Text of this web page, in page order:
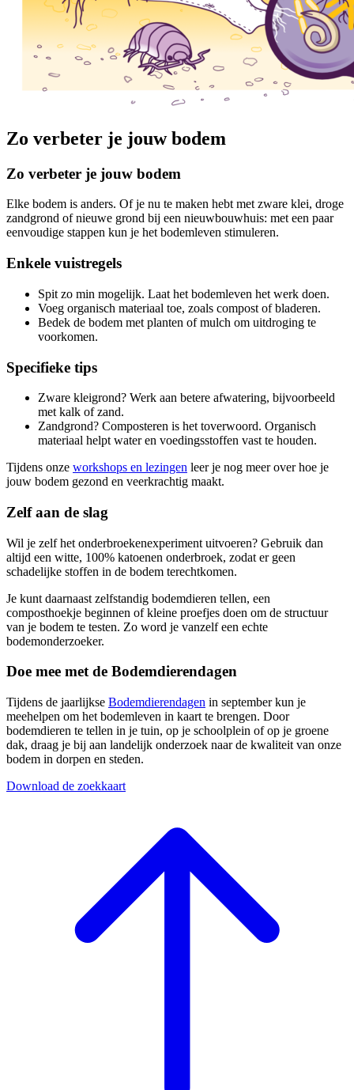
Zo verbeter je jouw bodem
Zo verbeter je jouw bodem
Elke bodem is anders. Of je nu te maken hebt met zware klei, droge
zandgrond of nieuwe grond bij een nieuwbouwhuis: met een paar
eenvoudige stappen kun je het bodemleven stimuleren.
Enkele vuistregels
Spit zo min mogelijk. Laat het bodemleven het werk doen.
Voeg organisch materiaal toe, zoals compost of bladeren.
Bedek de bodem met planten of mulch om uitdroging te
voorkomen.
Specifieke tips
Zware kleigrond? Werk aan betere afwatering, bijvoorbeeld
met kalk of zand.
Zandgrond? Composteren is het toverwoord. Organisch
materiaal helpt water en voedingsstoffen vast te houden.
Tijdens onze workshops en lezingen leer je nog meer over hoe je
jouw bodem gezond en veerkrachtig maakt.
Zelf aan de slag
Wil je zelf het onderbroekenexperiment uitvoeren? Gebruik dan
altijd een witte, 100% katoenen onderbroek, zodat er geen
schadelijke stoffen in de bodem terechtkomen.
Je kunt daarnaast zelfstandig bodemdieren tellen, een
composthoekje beginnen of kleine proefjes doen om de structuur
van je bodem te testen. Zo word je vanzelf een echte
bodemonderzoeker.
Doe mee met de Bodemdierendagen
Tijdens de jaarlijkse Bodemdierendagen in september kun je
meehelpen om het bodemleven in kaart te brengen. Door
bodemdieren te tellen in je tuin, op je schoolplein of op je groene
dak, draag je bij aan landelijk onderzoek naar de kwaliteit van onze
bodem in dorpen en steden.
Download de zoekkaart